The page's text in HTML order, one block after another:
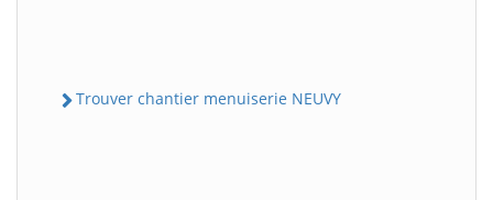
Trouver chantier menuiserie NEUVY